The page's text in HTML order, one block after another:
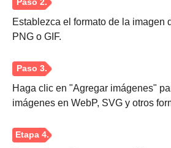
Establezca el formato de la imagen
PNG o GIF.
Haga clic en "Agregar imágenes"
imágenes en WebP, SVG y otros